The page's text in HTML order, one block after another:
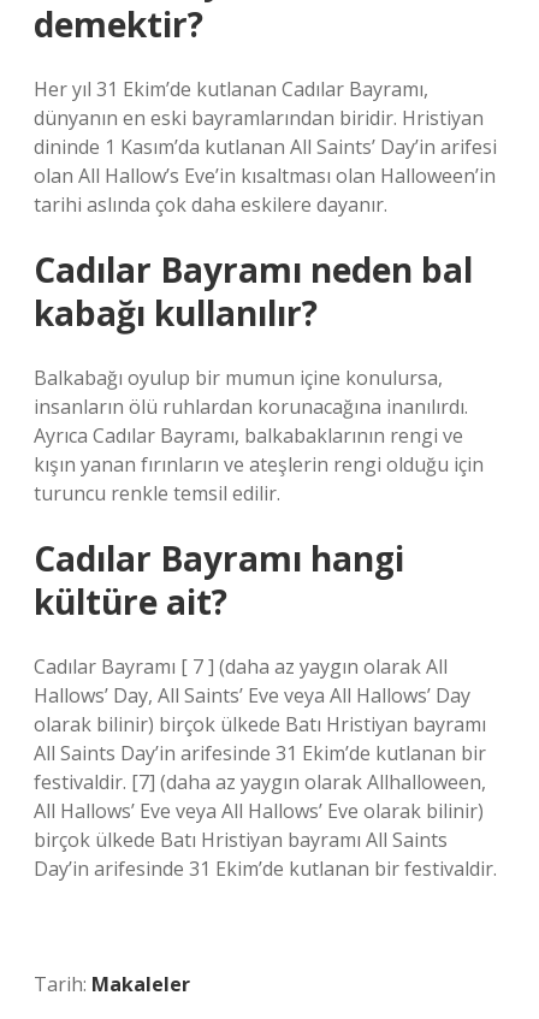
demektir?
Her yıl 31 Ekim’de kutlanan Cadılar Bayramı,
dünyanın en eski bayramlarından biridir. Hristiyan
dininde 1 Kasım’da kutlanan All Saints’ Day’in arifesi
olan All Hallow’s Eve’in kısaltması olan Halloween’in
tarihi aslında çok daha eskilere dayanır.
Cadılar Bayramı neden bal
kabağı kullanılır?
Balkabağı oyulup bir mumun içine konulursa,
insanların ölü ruhlardan korunacağına inanılırdı.
Ayrıca Cadılar Bayramı, balkabaklarının rengi ve
kışın yanan fırınların ve ateşlerin rengi olduğu için
turuncu renkle temsil edilir.
Cadılar Bayramı hangi
kültüre ait?
Cadılar Bayramı [ 7 ] (daha az yaygın olarak All
Hallows’ Day, All Saints’ Eve veya All Hallows’ Day
olarak bilinir) birçok ülkede Batı Hristiyan bayramı
All Saints Day’in arifesinde 31 Ekim’de kutlanan bir
festivaldir. [7] (daha az yaygın olarak Allhalloween,
All Hallows’ Eve veya All Hallows’ Eve olarak bilinir)
birçok ülkede Batı Hristiyan bayramı All Saints
Day’in arifesinde 31 Ekim’de kutlanan bir festivaldir.
Tarih: Makaleler